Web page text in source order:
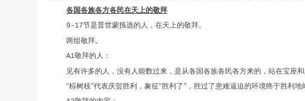
各国各族各方各民在天上的敬拜
9-17节是普世蒙拣选的人，在天上的敬拜。
两组敬拜。
A1敬拜的人：
见有许多的人，没有人能数过来，是从各国各族各民各方来的，站在宝座
“棕树枝”代表庆贺胜利，象征“胜利了”，胜过了患难逼迫的环境终于胜利地